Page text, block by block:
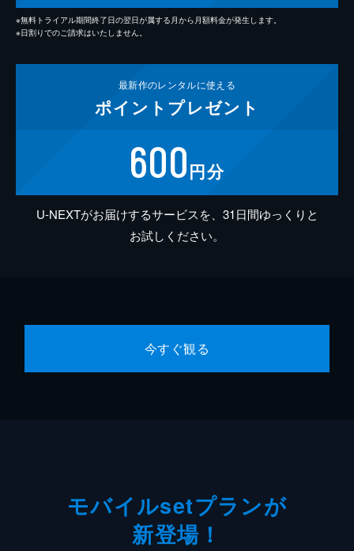
※無料トライアル期間終了日の翌日が属する月から月額料金が発生します。
※日割りでのご請求はいたしません。
最新作のレンタルに使える
ポイント プレゼント
600円分
U-NEXTがお届けするサービスを、31日間ゆっくりと
お試しください。
今すぐ観る
モバイルsetプランが
新登場！